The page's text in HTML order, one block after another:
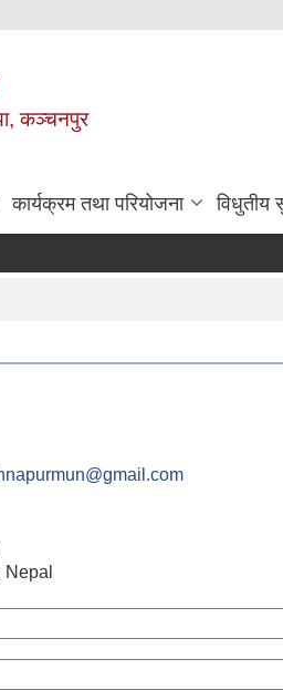
कञ्चनपुर
कार्यक्रम तथा परियोजना विधुतीय